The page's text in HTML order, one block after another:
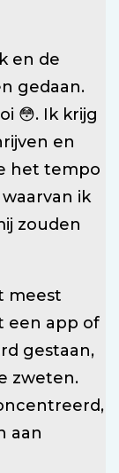
en de
gedaan.
😳. Ik krijg
en
het tempo
ik
zouden
meest
een app of
gestaan,
zweten.
aan